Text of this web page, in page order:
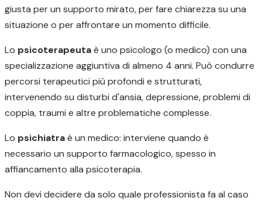
giusta per un supporto mirato, per fare chiarezza su una
situazione o per affrontare un momento difficile.
Lo psicoterapeutaè uno psicologo (o medico) con una
specializzazione aggiuntiva di almeno 4 anni. Può condurre
percorsi terapeutici più profondi e strutturati,
intervenendo su disturbi d'ansia, depressione, problemi di
coppia, traumi e altre problematiche complesse.
Lo psichiatraè un medico: interviene quando è
necessario un supporto farmacologico, spesso in
affiancamento alla psicoterapia.
Non devi decidere da solo quale professionista fa al caso